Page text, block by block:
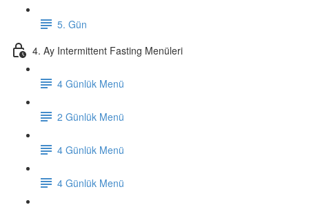
5. Gün
4. Ay Intermittent Fasting Menüleri
4 Günlük Menü
2 Günlük Menü
4 Günlük Menü
4 Günlük Menü